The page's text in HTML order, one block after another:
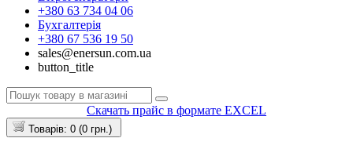
+380 63 734 04 06
Бухгалтерія
+380 67 536 19 50
sales@enersun.com.ua
button_title
Скачать прайс в формате EXCEL
Товарів: 0 (0 грн.)